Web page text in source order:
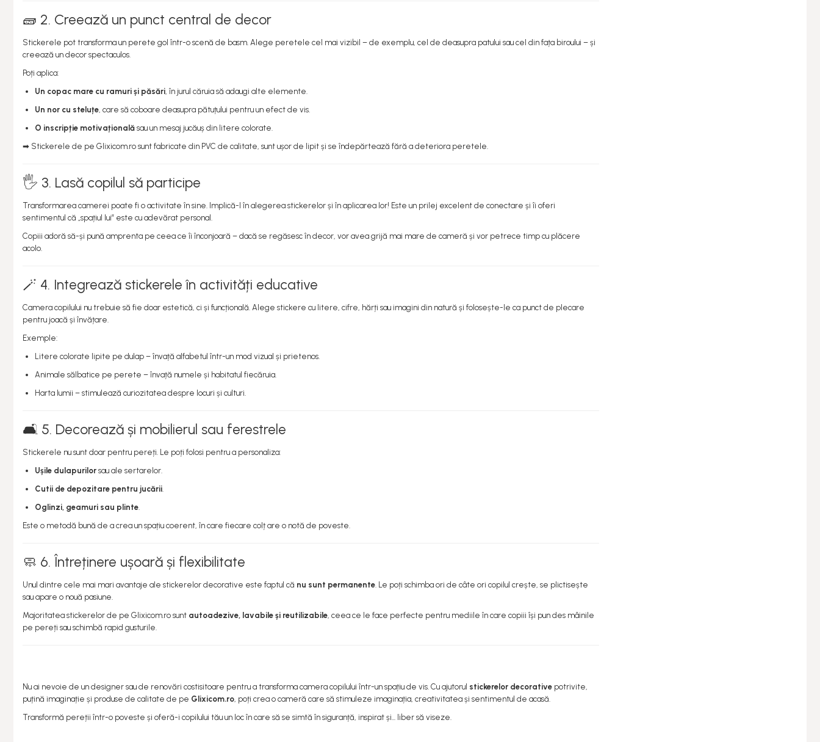
Auto & Moto
Iluminare LED
Suport si Docking Auto
Incarcatoare Auto
Scule Auto
🧱 2. Creează un punct central de decor
Stickerele pot transforma un perete gol într-o scenă de basm. Alege peretele cel mai vizibil – de exemplu, cel de deasupra patului sau cel din fața biroului – și
creează un decor spectaculos.
Poți aplica:
Un copac mare cu ramuri și păsări, în jurul căruia să adaugi alte elemente.
Un nor cu steluțe, care să coboare deasupra pătuțului pentru un efect de vis.
O inscripție motivațională sau un mesaj jucăuș din litere colorate.
➡ Stickerele de pe Glixicom.ro sunt fabricate din PVC de calitate, sunt ușor de lipit și se îndepărtează fără a deteriora peretele.
🖐️ 3. Lasă copilul să participe
Transformarea camerei poate fi o activitate în sine. Implică-l în alegerea stickerelor și în aplicarea lor! Este un prilej excelent de conectare și îi oferi
sentimentul că „spațiul lui” este cu adevărat personal.
Copiii adoră să-și pună amprenta pe ceea ce îi înconjoară – dacă se regăsesc în decor, vor avea grijă mai mare de cameră și vor petrece timp cu plăcere
acolo.
🪄 4. Integrează stickerele în activități educative
Camera copilului nu trebuie să fie doar estetică, ci și funcțională. Alege stickere cu litere, cifre, hărți sau imagini din natură și folosește-le ca punct de plecare
pentru joacă și învățare.
Exemple:
Litere colorate lipite pe dulap – învață alfabetul într-un mod vizual și prietenos.
Animale sălbatice pe perete – învață numele și habitatul fiecăruia.
Harta lumii – stimulează curiozitatea despre locuri și culturi.
🛋️ 5. Decorează și mobilierul sau ferestrele
Stickerele nu sunt doar pentru pereți. Le poți folosi pentru a personaliza:
Ușile dulapurilor sau ale sertarelor.
Cutii de depozitare pentru jucării.
Oglinzi, geamuri sau plinte.
Este o metodă bună de a crea un spațiu coerent, în care fiecare colț are o notă de poveste.
🧼 6. Întreținere ușoară și flexibilitate
Unul dintre cele mai mari avantaje ale stickerelor decorative este faptul că nu sunt permanente. Le poți schimba ori de câte ori copilul crește, se plictisește
sau apare o nouă pasiune.
Majoritatea stickerelor de pe Glixicom.ro sunt autoadezive, lavabile și reutilizabile, ceea ce le face perfecte pentru mediile în care copiii își pun des mâinile
pe pereți sau schimbă rapid gusturile.
Nu ai nevoie de un designer sau de renovări costisitoare pentru a transforma camera copilului într-un spațiu de vis. Cu ajutorul stickerelor decorative potrivite,
puțină imaginație și produse de calitate de pe Glixicom.ro, poți crea o cameră care să stimuleze imaginația, creativitatea și sentimentul de acasă.
Transformă pereții într-o poveste și oferă-i copilului tău un loc în care să se simtă în siguranță, inspirat și... liber să viseze.